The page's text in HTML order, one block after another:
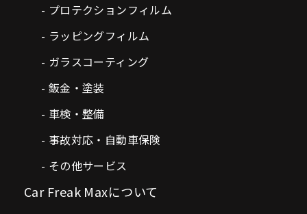
プロテクションフィルム
ラッピングフィルム
ガラスコーティング
鈑金・塗装
車検・整備
事故対応・自動車保険
その他サービス
Car Freak Maxについて